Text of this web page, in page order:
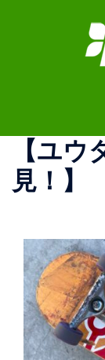
ス
【ユ
見！】